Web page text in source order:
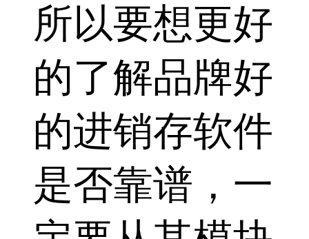
所以要想更好
的了解品牌好
的进销存软件
是否靠谱，一